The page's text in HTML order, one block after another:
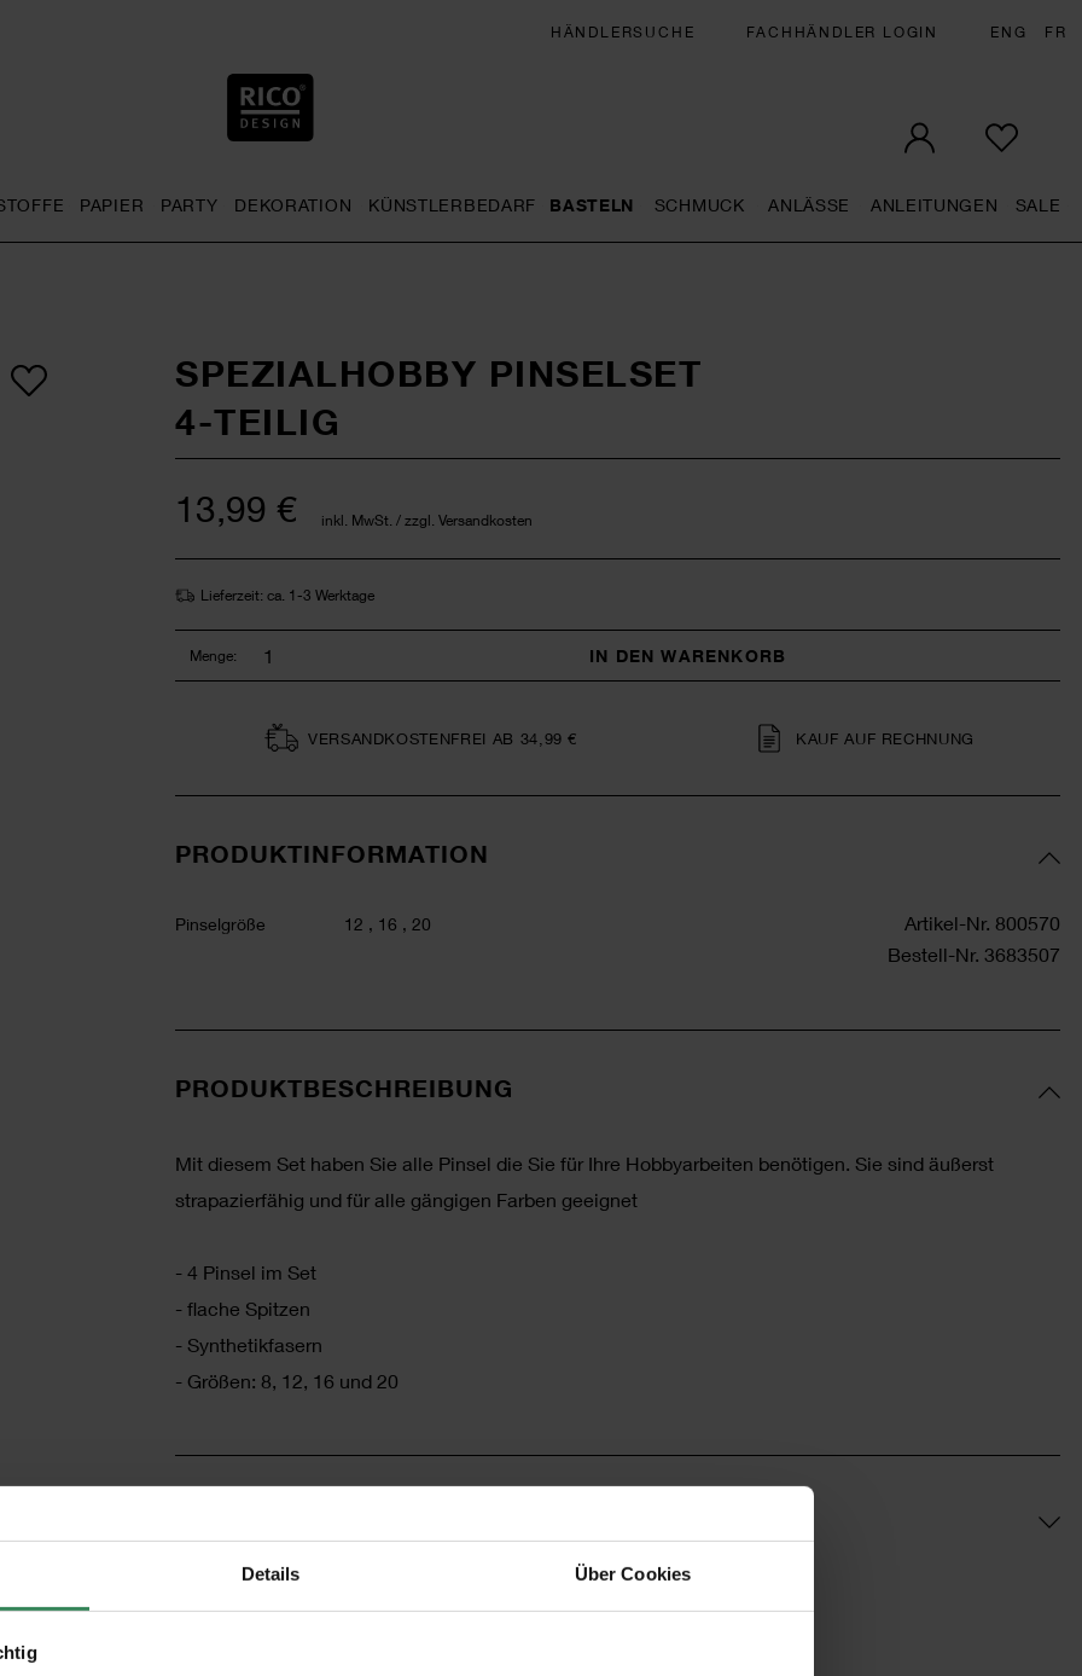
Details Über Cookies
HÄNDLERSUCHE FACHHÄNDLER LOGIN ENG FR
PAPIER PARTY DEKORATION KÜNSTLERBEDARF BASTELN SCHMUCK ANLÄSSE ANLEITUNGEN SALE
SPEZIALHOBBY PINSELSET
4-TEILIG
13,99 € inkl. MwSt. / zzgl. Versandkosten
Lieferzeit: ca. 1-3 Werktage
Menge: IN DEN WARENKORB
VERSAND­KOSTEN­FREI AB 34,99 € KAUF AUF RECHNUNG
PRODUKTINFORMATION
Pinselgröße 12 , 16 , 20 Artikel-Nr. 800570
Bestell-Nr. 3683507
PRODUKTBESCHREIBUNG
Mit diesem Set haben Sie alle Pinsel die Sie für Ihre Hobbyarbeiten benötigen. Sie sind äußerst
strapazierfähig und für alle gängigen Farben geeignet
- 4 Pinsel im Set
- flache Spitzen
- Synthetikfasern
- Größen: 8, 12, 16 und 20